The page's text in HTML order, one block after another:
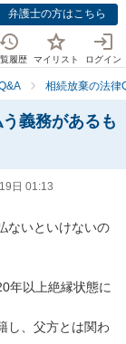
弁護士の方はこちら
履歴 マイリスト ログイン
相続放棄の法律
義務があるも
日 01:13
ないといけないの
年以上絶縁状態に
し、父方とは関わ